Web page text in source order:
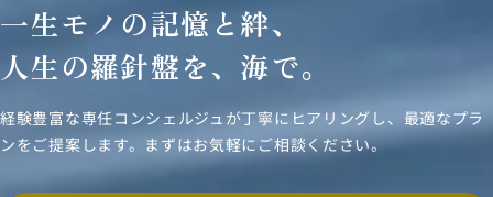
一生モノの記憶と絆、
人生の羅針盤を、海で。
経験豊富な専任コンシェルジュが丁寧にヒアリングし、 最適なプラ
ンをご提案します。まずはお気軽にご相談ください。